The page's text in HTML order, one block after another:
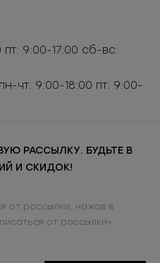
пт: 9:00-17:00 сб-вс:
чт: 9:00-18:00 пт: 9:00-
РАССЫЛКУ. БУДЬТЕ В
И СКИДОК!
от рассылки, нажав в
от рассылки»